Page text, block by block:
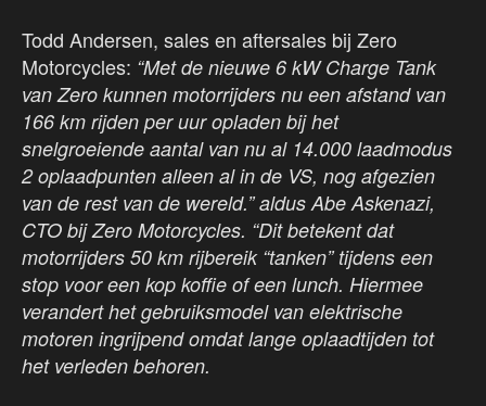
Todd Andersen, sales en aftersales bij Zero
Motorcycles: “Met de nieuwe 6 kW Charge Tank
van Zero kunnen motorrijders nu een afstand van
166 km rijden per uur opladen bij het
snelgroeiende aantal van nu al 14.000 laadmodus
2 oplaadpunten alleen al in de VS, nog afgezien
van de rest van de wereld.” aldus Abe Askenazi,
CTO bij Zero Motorcycles. “Dit betekent dat
motorrijders 50 km rijbereik “tanken” tijdens een
stop voor een kop koffie of een lunch. Hiermee
verandert het gebruiksmodel van elektrische
motoren ingrijpend omdat lange oplaadtijden tot
het verleden behoren.